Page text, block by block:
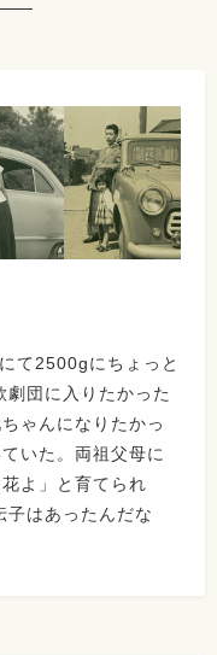
て2500gにちょっと
団に入りたかった
ゃんになりたかっ
いた。両祖父母に
よ」と育てられ
子はあったんだな